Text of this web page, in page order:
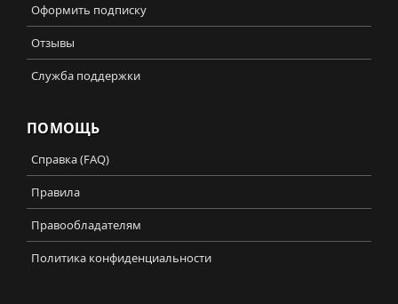
Оформить подписку
Отзывы
Служба поддержки
ПОМОЩЬ
Справка (FAQ)
Правила
Правообладателям
Политика конфиденциальности